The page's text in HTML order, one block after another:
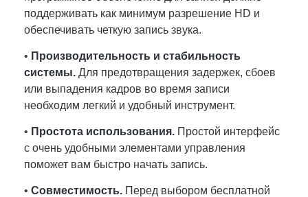
поддерживать как минимум разрешение HD и
обеспечивать четкую запись звука.
• Производительность и стабильность
системы. Для предотвращения задержек, сбоев
или выпадения кадров во время записи
необходим легкий и удобный инструмент.
• Простота использования. Простой интерфейс
с очень удобными элементами управления
поможет вам быстро начать запись.
• Совместимость. Перед выбором бесплатной